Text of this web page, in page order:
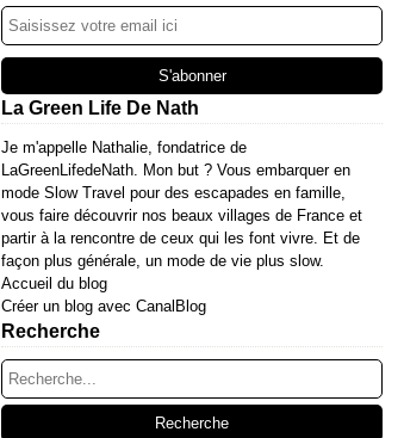
La Green Life De Nath
Je m'appelle Nathalie, fondatrice de
LaGreenLifedeNath. Mon but ? Vous embarquer en
mode Slow Travel pour des escapades en famille,
vous faire découvrir nos beaux villages de France et
partir à la rencontre de ceux qui les font vivre. Et de
façon plus générale, un mode de vie plus slow.
Accueil du blog
Créer un blog avec CanalBlog
Recherche